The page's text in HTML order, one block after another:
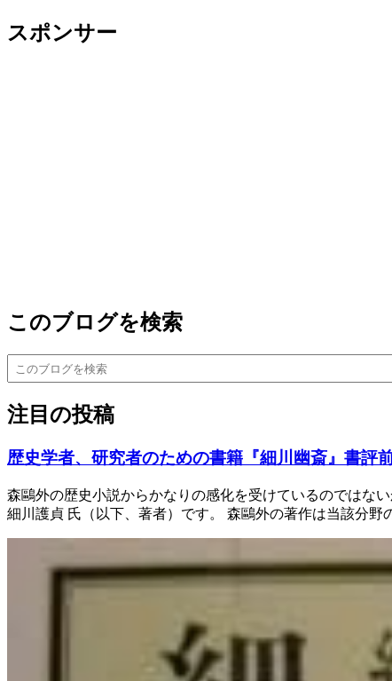
スポンサー
このブログを検索
注目の投稿
歴史学者、研究者のための書籍『細川幽斎』書評
森鷗外の歴史小説からかなりの感化を受けているのではな
細川護貞 氏（以下、著者）です。 森鷗外の著作は当該分